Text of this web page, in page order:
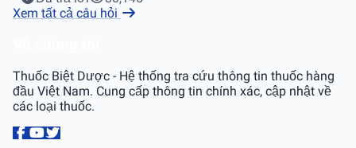
Xem tất cả câu hỏi
Thuốc Biệt Dược - Hệ thống tra cứu thông tin thuốc hàng
đầu Việt Nam. Cung cấp thông tin chính xác, cập nhật về
các loại thuốc.